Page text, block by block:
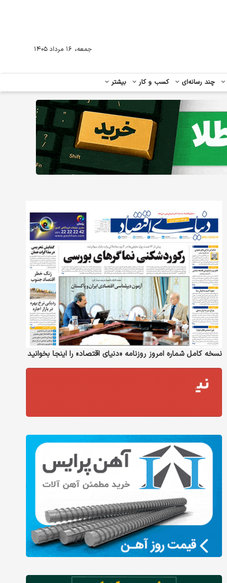
چند رسانه‌ای کسب و کار بیشتر
جمعه، ۱۶ مرداد ۱۴۰۵
نسخه کامل شماره امروز روزنامه «دنیای‌ اقتصاد» را اینجا بخوانید